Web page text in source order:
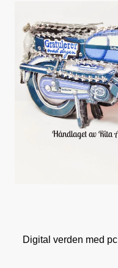
Digital verden med